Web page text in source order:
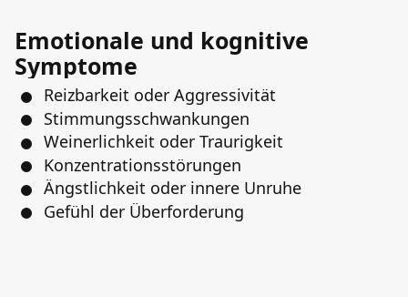
Emotionale und kognitive
Symptome
Reizbarkeit oder Aggressivität
Stimmungsschwankungen
Weinerlichkeit oder Traurigkeit
Konzentrationsstörungen
Ängstlichkeit oder innere Unruhe
Gefühl der Überforderung